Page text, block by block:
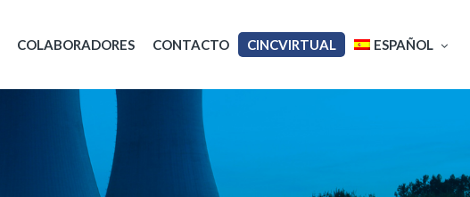
COLABORADORES CONTACTO CINCVIRTUAL ESPAÑOL
Français